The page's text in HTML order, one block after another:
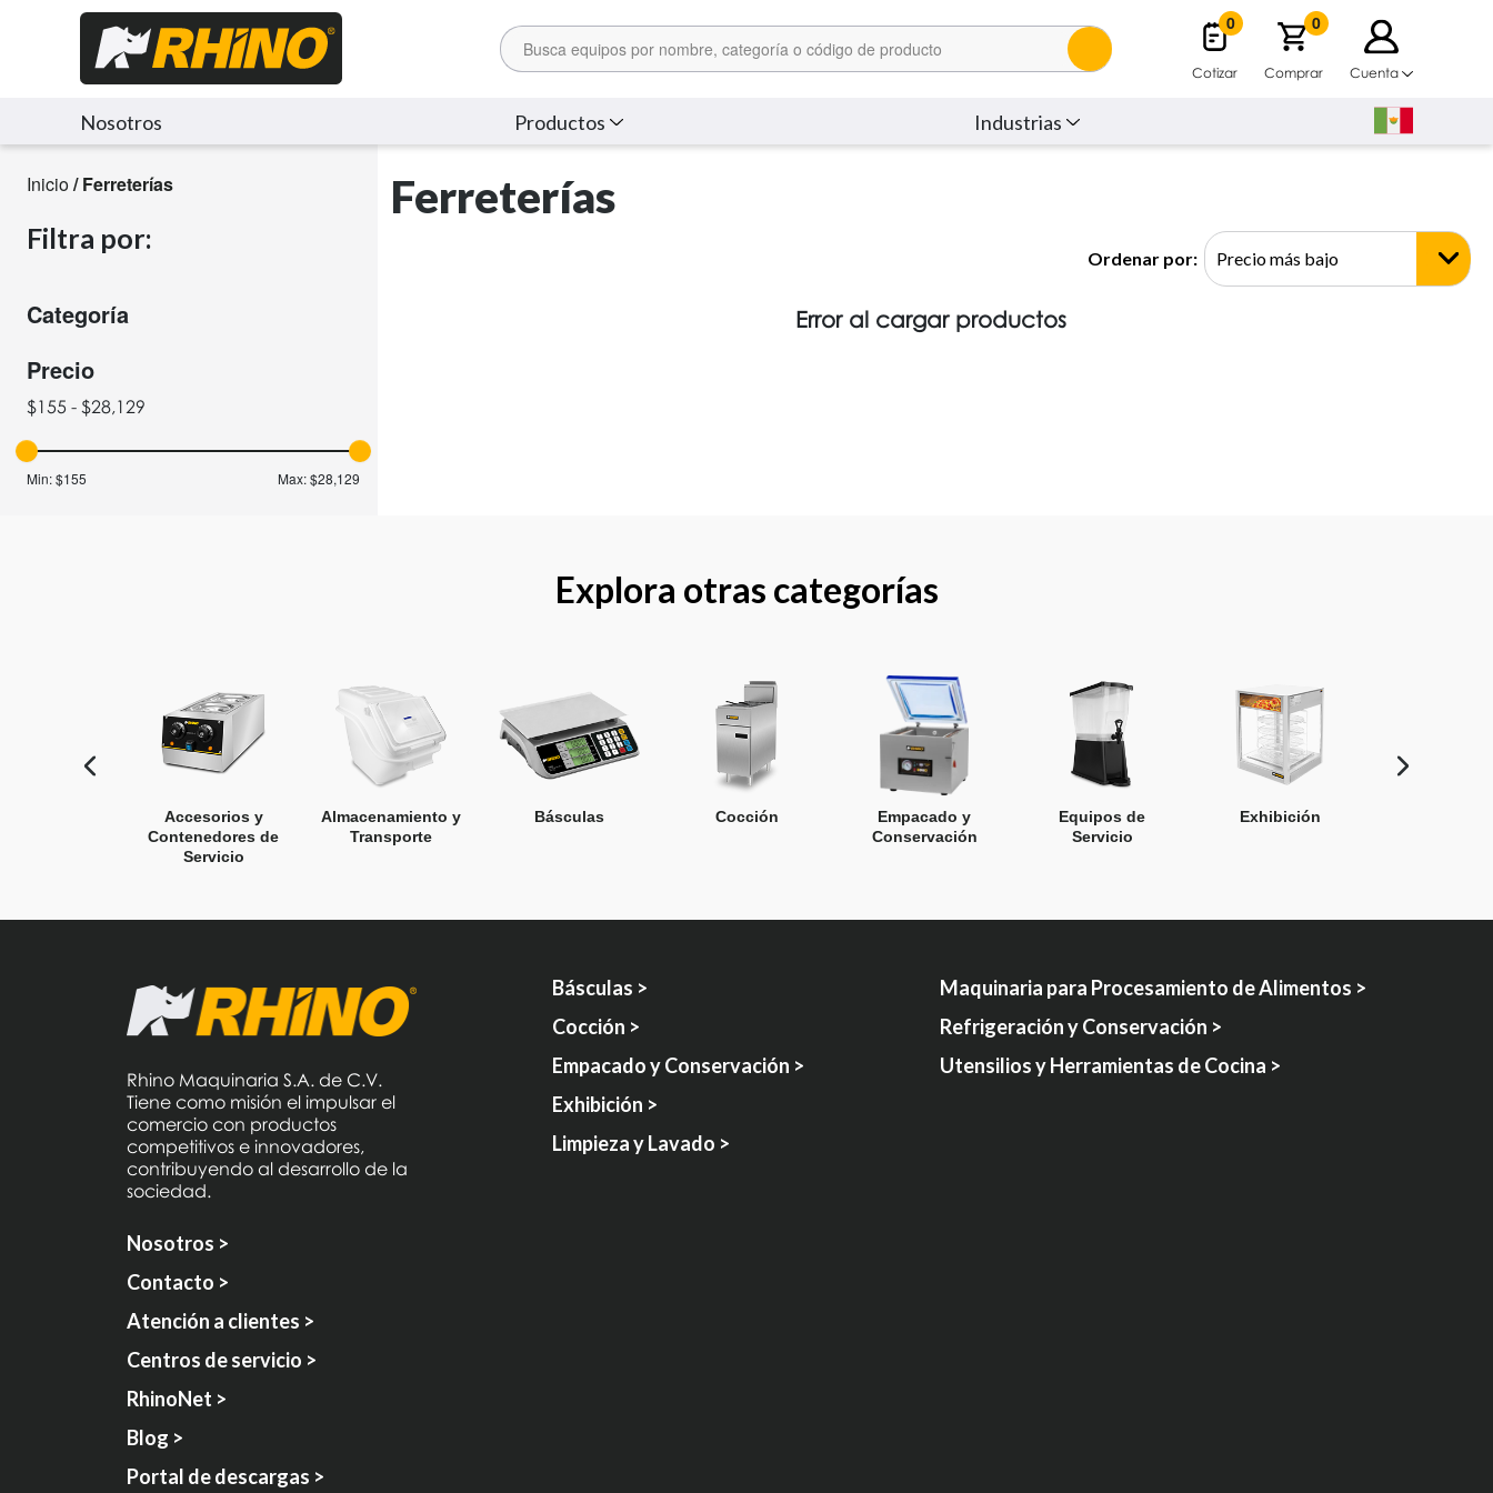
0
Cotizar
0
Comprar Cuenta
Nosotros Productos Industrias
Inicio/ Ferreterías
Filtra por:
Categoría
Precio
$155 - $28,129
Min:$155 Max:$28,129
Ferreterías
Ordenar por:
Error al cargar productos
Explora otras categorías
Accesorios y
Contenedores de
Servicio
Almacenamiento y
Transporte
Básculas Cocción
Empacado y
Conservación
Equipos de
Servicio
Exhibición
Rhino Maquinaria S.A. de C.V.
Tiene como misión el impulsar el
comercio con productos
competitivos e innovadores,
contribuyendo al desarrollo de la
sociedad.
Básculas >
Cocción >
Empacado y Conservación >
Exhibición >
Limpieza y Lavado >
Maquinaria para Procesamiento de Alimentos >
Refrigeración y Conservación >
Utensilios y Herramientas de Cocina >
Nosotros >
Contacto >
Atención a clientes >
Centros de servicio >
RhinoNet >
Blog >
Portal de descargas >